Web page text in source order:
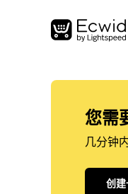
您需
几分钟
创